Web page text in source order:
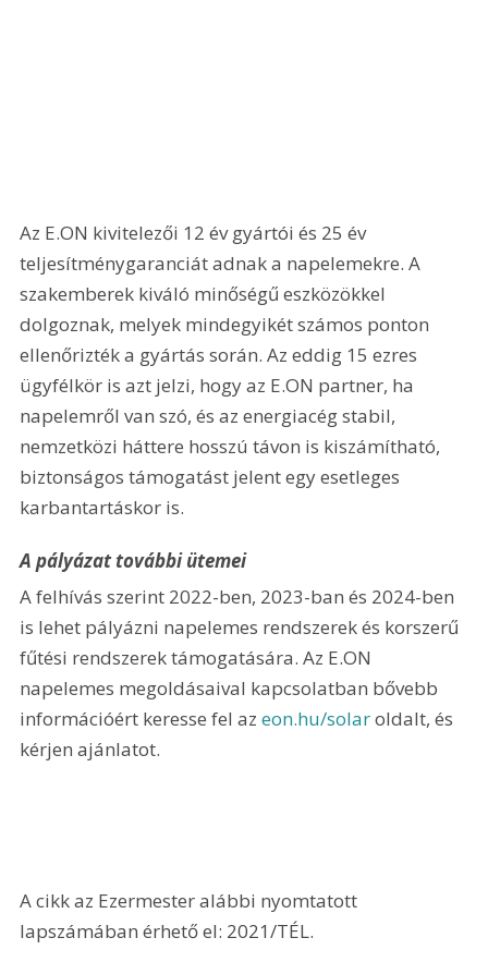
Az E.ON kivitelezői 12 év gyártói és 25 év
teljesítménygaranciát adnak a napelemekre. A
szakemberek kiváló minőségű eszközökkel
dolgoznak, melyek mindegyikét számos ponton
ellenőrizték a gyártás során. Az eddig 15 ezres
ügyfélkör is azt jelzi, hogy az E.ON partner, ha
napelemről van szó, és az energiacég stabil,
nemzetközi háttere hosszú távon is kiszámítható,
biztonságos támogatást jelent egy esetleges
karbantartáskor is.
A pályázat további ütemei
A felhívás szerint 2022-ben, 2023-ban és 2024-ben
is lehet pályázni napelemes rendszerek és korszerű
fűtési rendszerek támogatására. Az E.ON
napelemes megoldásaival kapcsolatban bővebb
információért keresse fel az eon.hu/solar oldalt, és
kérjen ajánlatot.
A cikk az Ezermester alábbi nyomtatott
lapszámában érhető el: 2021/TÉL.